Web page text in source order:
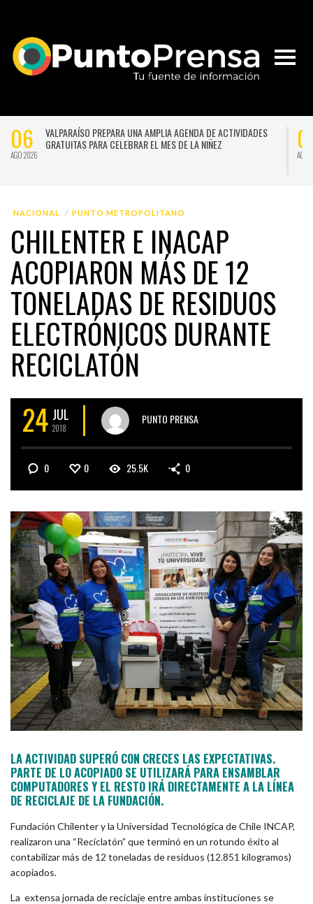
INTERNACIONAL DE COOPERACIÓN EN 47 03
PUCV FORTALECE
EN ARGENTINA
NACIONAL PUNTO METROPOLITANO
CHILENTER E INACAP
ACOPIARON MÁS DE 12
TONELADAS DE RESIDUOS
ELECTRÓNICOS DURANTE
RECICLATÓN
24 JUL
2018
PUNTO PRENSA
0 0 25.5K 0
LA ACTIVIDAD SUPERÓ CON CRECES LAS EXPECTATIVAS.
PARTE DE LO ACOPIADO SE UTILIZARÁ PARA ENSAMBLAR
COMPUTADORES Y EL RESTO IRÁ DIRECTAMENTE A LA LÍNEA
DE RECICLAJE DE LA FUNDACIÓN.
Fundación Chilenter y la Universidad Tecnológica de Chile INCAP,
realizaron una “Reciclatón” que terminó en un rotundo éxito al
contabilizar más de 12 toneladas de residuos (12.851 kilogramos)
acopiados.
La extensa jornada de reciclaje entre ambas instituciones se